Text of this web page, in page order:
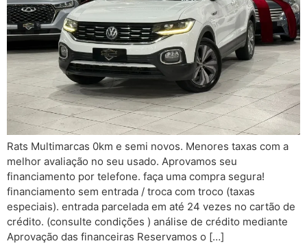
Rats Multimarcas 0km e semi novos. Menores taxas com a
melhor avaliação no seu usado. Aprovamos seu
financiamento por telefone. faça uma compra segura!
financiamento sem entrada / troca com troco (taxas
especiais). entrada parcelada em até 24 vezes no cartão de
crédito. (consulte condições ) análise de crédito mediante
Aprovação das financeiras Reservamos o […]